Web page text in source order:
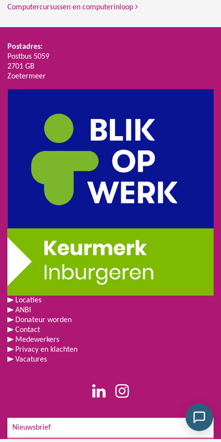
Computercursussen en computerinloop
Postadres:
Postbus 5059
2701 GB
Zoetermeer
Locaties
ANBI
Donateur worden
Contact
Medewerkers
Privacy en klachten
Vacatures